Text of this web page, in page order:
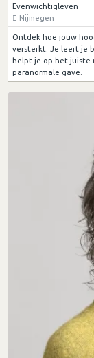
Evenwichtigleven
Nijmegen
Ontdek hoe jouw
versterkt. Je leert je
helpt je op het juiste
paranormale gave.